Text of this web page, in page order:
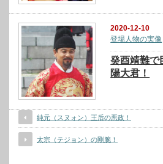
2020-12-10
登場人物の実像
癸酉靖難で
陽大君！
純元（スヌォン）王后の悪政！
太宗（テジョン）の剛腕！